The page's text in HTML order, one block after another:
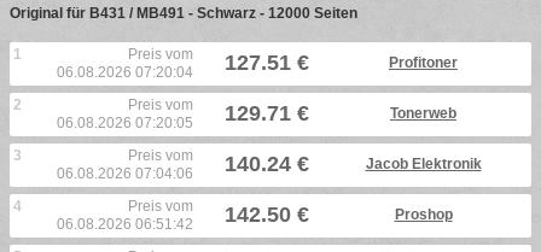
Original für B431 / MB491 - Schwarz - 12000 Seiten
1
Preis vom
06.08.2026 07:20:04
127.51 € Profitoner
2
Preis vom
06.08.2026 07:20:05
129.71 € Tonerweb
3
Preis vom
06.08.2026 07:04:06
140.24 € Jacob Elektronik
4
Preis vom
06.08.2026 06:51:42
142.50 € Proshop